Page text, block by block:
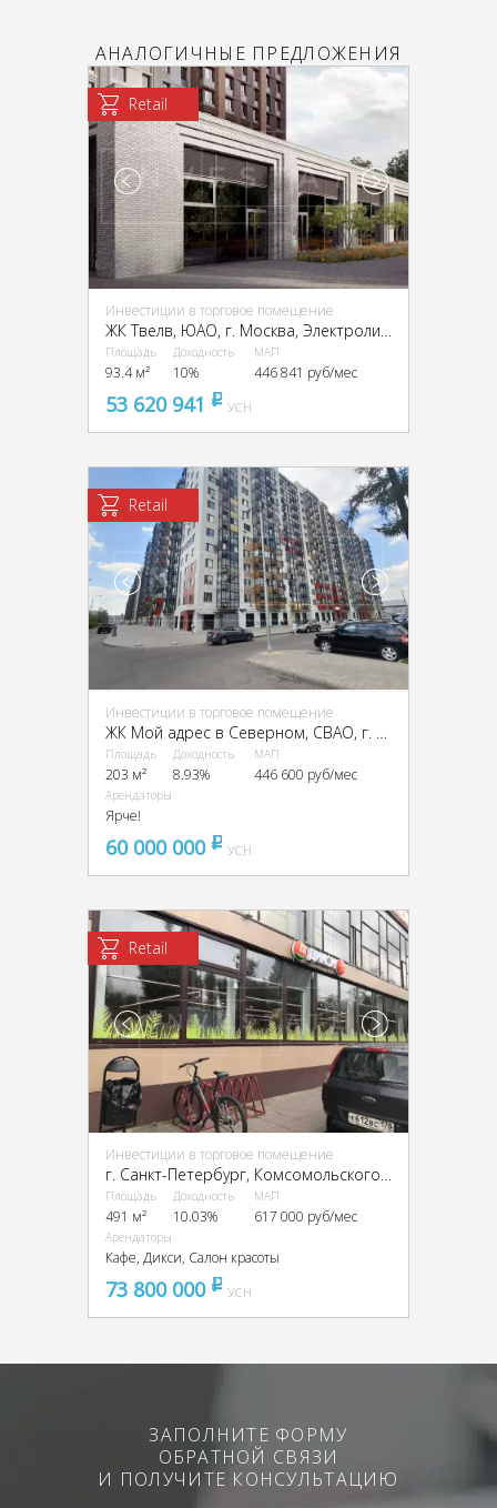
АНАЛОГИЧНЫЕ ПРЕДЛОЖЕНИЯ
Retail
Инвестиции в торговое помещение
ЖК Твелв, ЮАО, г. Москва, Электролитный пр-д, 12Б
Площадь
93.4 м²
Доходность
10%
МАП
446 841 руб/мес
53 620 941 pуб
УСН
Retail
Инвестиции в торговое помещение
Площадь
203 м²
Доходность
8.93%
МАП
446 600 руб/мес
Арендаторы
Ярче!
60 000 000 pуб
УСН
Retail
Инвестиции в торговое помещение
г. Санкт-Петербург, Комсомольского канала наб., 19
Площадь
491 м²
Доходность
10.03%
МАП
617 000 руб/мес
Арендаторы
Кафе, Дикси, Салон красоты
73 800 000 pуб
УСН
ЗАПОЛНИТЕ ФОРМУ
ОБРАТНОЙ СВЯЗИ
И ПОЛУЧИТЕ КОНСУЛЬТАЦИЮ